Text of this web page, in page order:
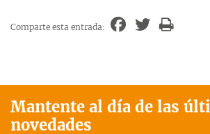
Comparte esta entrada:
Mantente al día de las
novedades